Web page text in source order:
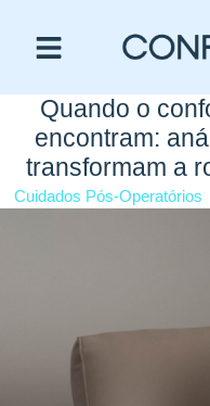
Quando o
encontram:
transformam a
Cuidados Pós-Operatórios